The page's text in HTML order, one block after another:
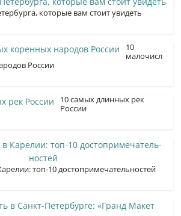
которые вам стоит увидеть
10
малочисл
России
10 самых длинных рек
России
топ-10 достопримечатель­ностей